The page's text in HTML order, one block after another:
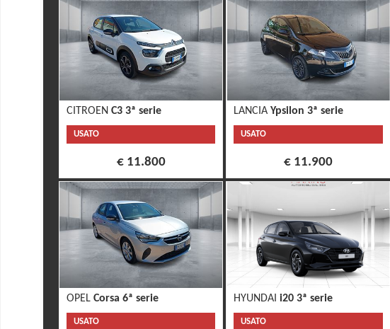
CITROEN C3 3ª serie
USATO
€ 11.800
LANCIAYpsilon 3ª serie
USATO
€ 11.900
OPEL Corsa 6ª serie
USATO
HYUNDAIi20 3ª serie
USATO